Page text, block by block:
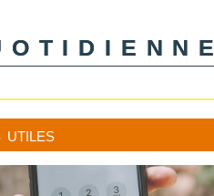
utiles